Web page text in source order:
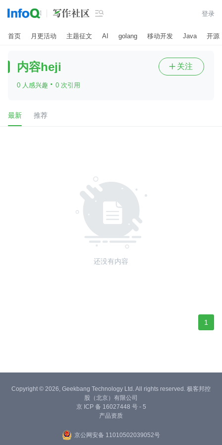
 登录
首页 月更活动 主题征文 AI golang 移动开发 Java 开源
内容heji
0 人感兴趣 · 0 次引用
 关注
最新 推荐
还没有内容
1
Copyright © 2026, Geekbang Technology Ltd. All rights reserved. 极客邦控
股（北京）有限公司
京 ICP 备 16027448 号 - 5
产品资质
京公网安备 11010502039052号